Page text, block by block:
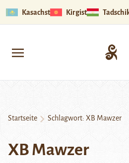
Kasachstan Kirgistan
Startseite Schlagwort: XB Mawzer
XB Mawzer